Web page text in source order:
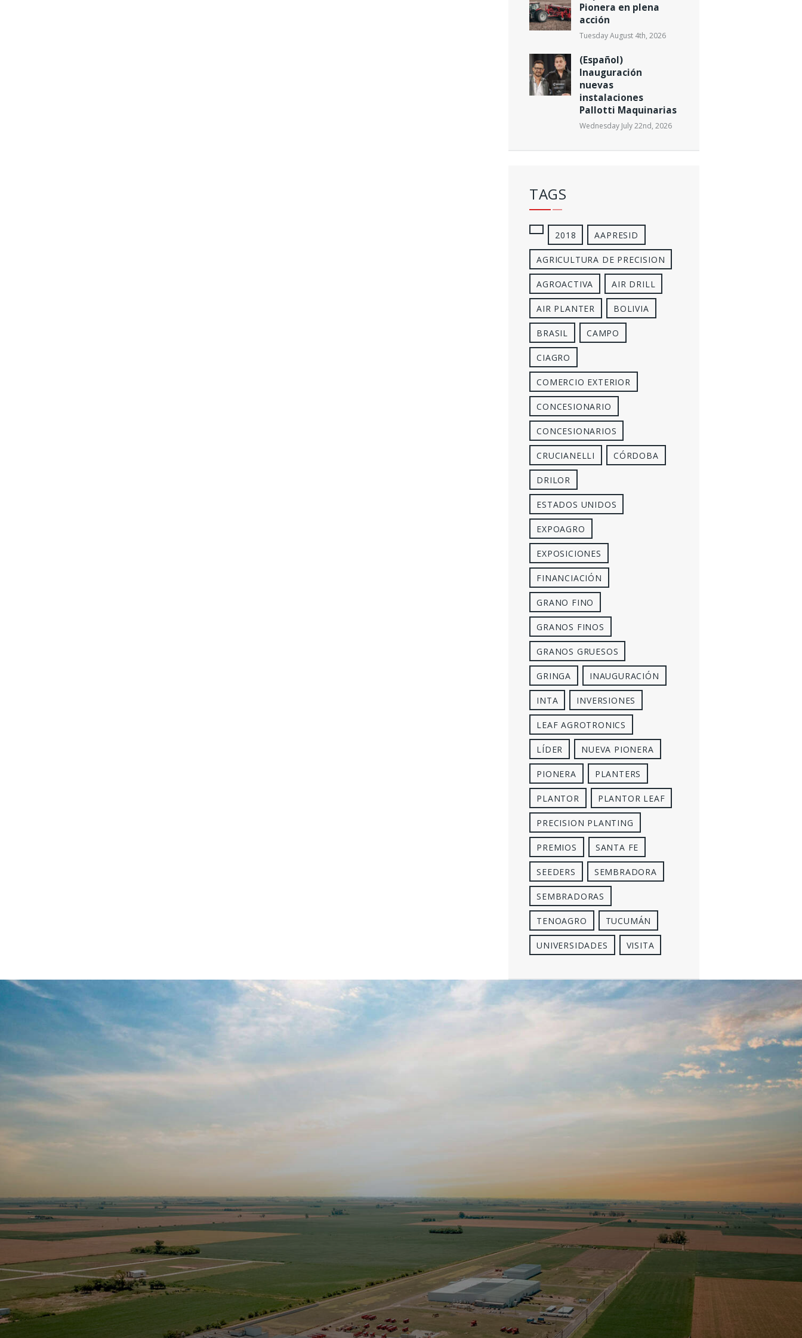
Pionera en plena
acción
Tuesday August 4th, 2026
(Español)
Inauguración
nuevas
instalaciones
Pallotti Maquinarias
Wednesday July 22nd, 2026
TAGS
2018 AAPRESID
AGRICULTURA DE PRECISION
AGROACTIVA AIR DRILL
AIR PLANTER BOLIVIA
BRASIL CAMPO
CIAGRO
COMERCIO EXTERIOR
CONCESIONARIO
CONCESIONARIOS
CRUCIANELLI CÓRDOBA
DRILOR
ESTADOS UNIDOS
EXPOAGRO
EXPOSICIONES
FINANCIACIÓN
GRANO FINO
GRANOS FINOS
GRANOS GRUESOS
GRINGA INAUGURACIÓN
INTA INVERSIONES
LEAF AGROTRONICS
LÍDER NUEVA PIONERA
PIONERA PLANTERS
PLANTOR PLANTOR LEAF
PRECISION PLANTING
PREMIOS SANTA FE
SEEDERS SEMBRADORA
SEMBRADORAS
TENOAGRO TUCUMÁN
UNIVERSIDADES VISITA